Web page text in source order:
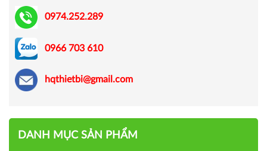
0974.252.289
0966 703 610
hqthietbi@gmail.com
DANH MỤC SẢN PHẨM